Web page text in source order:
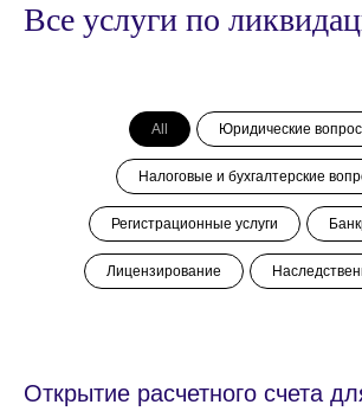
Все услуги по
All Юридические
Налоговые и бухгалтерские
Регистрационные услуги
Лицензирование
Открытие расчетного счета